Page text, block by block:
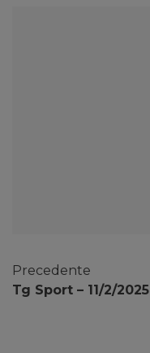
Precedente
Tg Sport – 11/2/2025